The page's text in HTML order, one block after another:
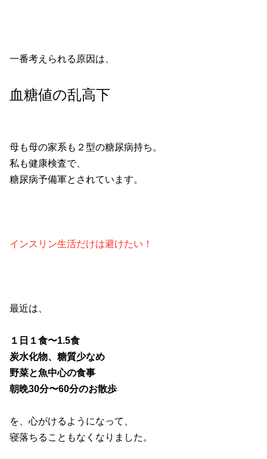
一番考えられる原因は、
血糖値の乱高下
母も母の家系も２型の糖尿病持ち。
私も健康検査で、
糖尿病予備軍とされています。
インスリン生活だけは避けたい！
最近は、
１日１食〜1.5食
炭水化物、糖質少なめ
野菜と魚中心の食事
朝晩30分〜60分のお散歩
を、心がけるようになって、
寝落ちることもなくなりました。